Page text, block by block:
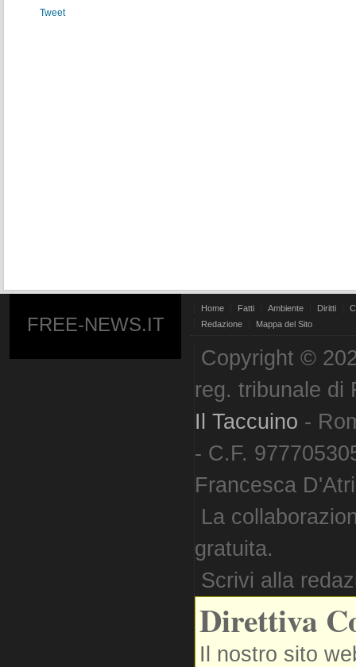
Tweet
FREE-NEWS.IT
Home Fatti Ambiente Diritti
Redazione
Mappa del Sito
Copyright ©
reg. tribunale di
Il Taccuino -
- C.F.
Francesca
La
gratuita.
Scrivi alla
Direttiva
Il nostro sito